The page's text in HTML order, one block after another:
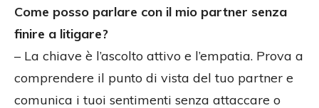
Come posso parlare con il mio partner senza
finire a litigare?
– La chiave è l’ascolto attivo e l’empatia. Prova a
comprendere il punto di vista del tuo partner e
comunica i tuoi sentimenti senza attaccare o